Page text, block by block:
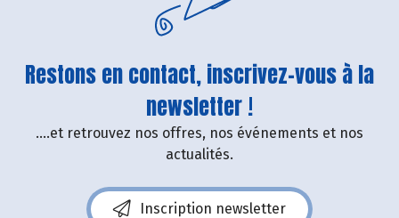
Restons en contact, inscrivez-vous à la
newsletter !
....et retrouvez nos offres, nos événements et nos
actualités.
Inscription newsletter